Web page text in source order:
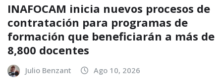
INAFOCAM inicia nuevos procesos de
contratación para programas de
formación que beneficiarán a más de
8,800 docentes
Julio Benzant Ago 10, 2026